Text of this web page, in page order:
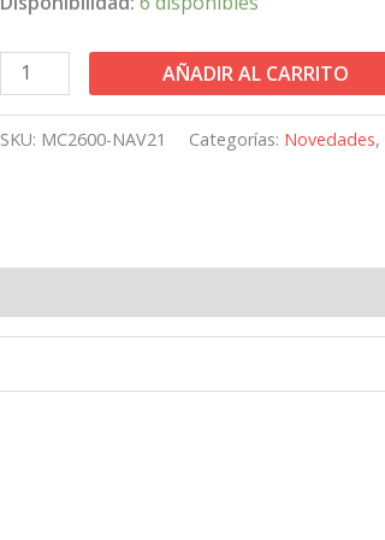
AÑADIR AL CARRITO
SKU: MC2600-NAV21 Categorías: Novedades,